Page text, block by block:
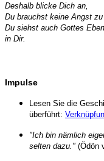
Deshalb blicke Dich an,
Du brauchst keine Angst zu
Du siehst auch Gottes
in Dir.
Impulse
Lesen Sie die
überführt:
"Ich bin nämlich
selten dazu." (Ödön